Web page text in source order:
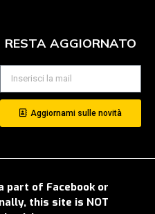
RESTA AGGIORNATO
Aggiornami sulle novità
part of Facebook or
this site is NOT